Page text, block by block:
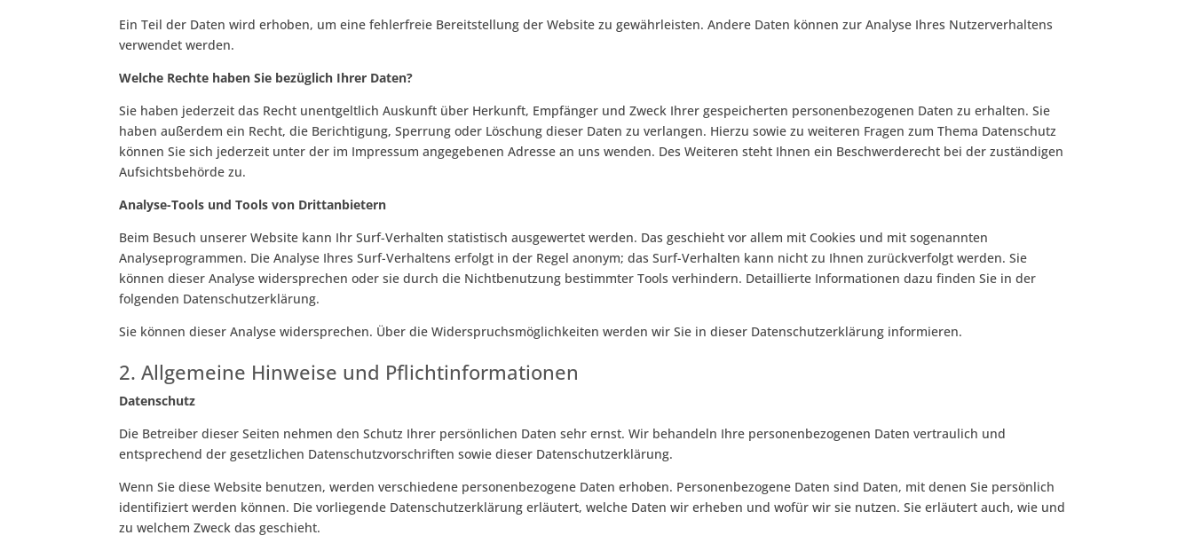
Ein Teil der Daten wird erhoben, um eine fehlerfreie Bereitstellung der Website zu gewährleisten. Andere Daten können zur Analyse Ihres Nutzerverhaltens
verwendet werden.
Welche Rechte haben Sie bezüglich Ihrer Daten?
Sie haben jederzeit das Recht unentgeltlich Auskunft über Herkunft, Empfänger und Zweck Ihrer gespeicherten personenbezogenen Daten zu erhalten. Sie
haben außerdem ein Recht, die Berichtigung, Sperrung oder Löschung dieser Daten zu verlangen. Hierzu sowie zu weiteren Fragen zum Thema Datenschutz
können Sie sich jederzeit unter der im Impressum angegebenen Adresse an uns wenden. Des Weiteren steht Ihnen ein Beschwerderecht bei der zuständigen
Aufsichtsbehörde zu.
Analyse-Tools und Tools von Drittanbietern
Beim Besuch unserer Website kann Ihr Surf-Verhalten statistisch ausgewertet werden. Das geschieht vor allem mit Cookies und mit sogenannten
Analyseprogrammen. Die Analyse Ihres Surf-Verhaltens erfolgt in der Regel anonym; das Surf-Verhalten kann nicht zu Ihnen zurückverfolgt werden. Sie
können dieser Analyse widersprechen oder sie durch die Nichtbenutzung bestimmter Tools verhindern. Detaillierte Informationen dazu finden Sie in der
folgenden Datenschutzerklärung.
Sie können dieser Analyse widersprechen. Über die Widerspruchsmöglichkeiten werden wir Sie in dieser Datenschutzerklärung informieren.
2. Allgemeine Hinweise und Pflichtinformationen
Datenschutz
Die Betreiber dieser Seiten nehmen den Schutz Ihrer persönlichen Daten sehr ernst. Wir behandeln Ihre personenbezogenen Daten vertraulich und
entsprechend der gesetzlichen Datenschutzvorschriften sowie dieser Datenschutzerklärung.
Wenn Sie diese Website benutzen, werden verschiedene personenbezogene Daten erhoben. Personenbezogene Daten sind Daten, mit denen Sie persönlich
identifiziert werden können. Die vorliegende Datenschutzerklärung erläutert, welche Daten wir erheben und wofür wir sie nutzen. Sie erläutert auch, wie und
zu welchem Zweck das geschieht.